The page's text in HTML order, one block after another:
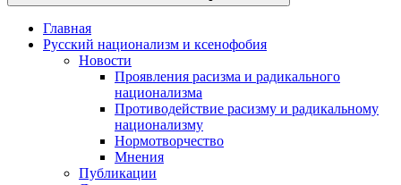
Главная
Русский национализм и ксенофобия
Новости
Проявления расизма и радикального
национализма
Противодействие расизму и радикальному
национализму
Нормотворчество
Мнения
Публикации